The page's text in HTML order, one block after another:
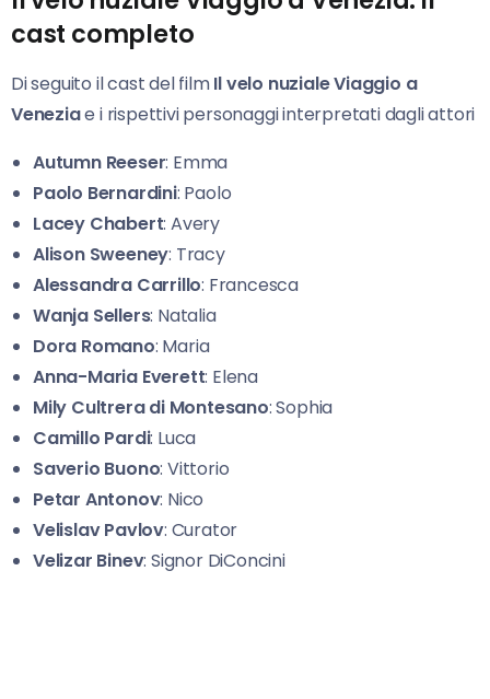
cast completo
Di seguito il cast del filmIl velo nuziale Viaggio a
Veneziae i rispettivi personaggi interpretati dagli attori
Autumn Reeser: Emma
Paolo Bernardini: Paolo
Lacey Chabert: Avery
Alison Sweeney: Tracy
Alessandra Carrillo: Francesca
Wanja Sellers: Natalia
Dora Romano: Maria
Anna-Maria Everett: Elena
Mily Cultrera di Montesano: Sophia
Camillo Pardi: Luca
Saverio Buono: Vittorio
Petar Antonov: Nico
Velislav Pavlov: Curator
Velizar Binev: Signor DiConcini